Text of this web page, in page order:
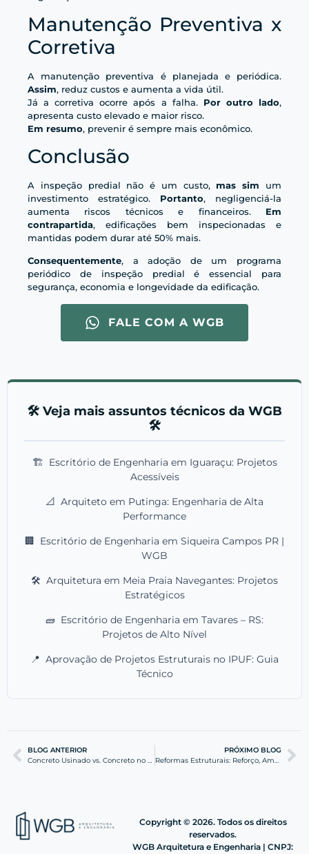
Manutenção Preventiva x
Corretiva
A manutenção preventiva é planejada e periódica.
Assim, reduz custos e aumenta a vida útil.
Já a corretiva ocorre após a falha. Por outro lado,
apresenta custo elevado e maior risco.
Em resumo, prevenir é sempre mais econômico.
Conclusão
A inspeção predial não é um custo, mas sim um
investimento estratégico. Portanto, negligenciá-la
aumenta riscos técnicos e financeiros. Em
contrapartida, edificações bem inspecionadas e
mantidas podem durar até 50% mais.
Consequentemente, a adoção de um programa
periódico de inspeção predial é essencial para
segurança, economia e longevidade da edificação.
FALE COM A WGB
🛠️ Veja mais assuntos técnicos da WGB
🛠️
🏗️ Escritório de Engenharia em Iguaraçu: Projetos
Acessíveis
📐 Arquiteto em Putinga: Engenharia de Alta
Performance
🏢 Escritório de Engenharia em Siqueira Campos PR |
WGB
🛠️ Arquitetura em Meia Praia Navegantes: Projetos
Estratégicos
🧱 Escritório de Engenharia em Tavares – RS:
Projetos de Alto Nível
📍 Aprovação de Projetos Estruturais no IPUF: Guia
Técnico
BLOG ANTERIOR
Concreto Usinado vs. Concreto no Canteiro: Qual Escolher?
PRÓXIMO BLOG
Reformas Estruturais: Reforço, Ampliação e Modernização
Copyright © 2026. Todos os direitos
reservados.
WGB Arquitetura e Engenharia | CNPJ: